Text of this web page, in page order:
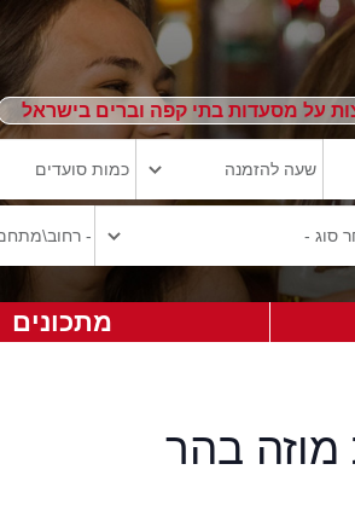
על מסעדות בתי קפה וברים בישראל
מתכונים
בהר